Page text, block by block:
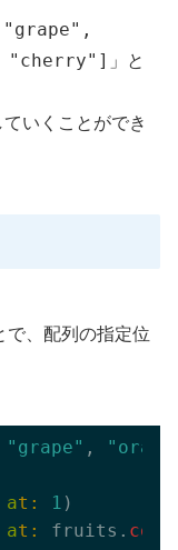
"cherry"]
」と
いくことができ
で、配列の指定位
"grape" ,
at: 1 )
at: fruits.